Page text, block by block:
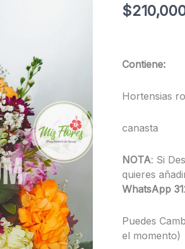
$
Contiene:
Hortensias
canasta
NOTA: Si
quieres
WhatsApp
Puedes
el momento)
cantidad